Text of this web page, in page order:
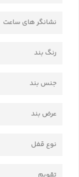
نشانگر های ساعت
رنگ بند
جنس بند
عرض بند
نوع قفل